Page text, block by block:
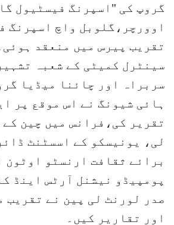
گروپ کی "اسپرنگ فیسٹیول
اوورچر،گلوبل واچ اسپرنگ
تقریب پیرس میں منعقد
سینٹرل کمیٹی کے شعبہ
سربراہ اور چائنا میڈیا
ہائی شیونگ نے اس موقع پر
تقریر کی،فرانس میں چین
لی، یونیسکو کے اسسٹنٹ
برائے ثقافت ارنسٹو اوٹون
پومپیڈو نیشنل آرٹس اینڈ
صدر لورنٹ لی پین نے تقریب
اور تقاریر کیں۔